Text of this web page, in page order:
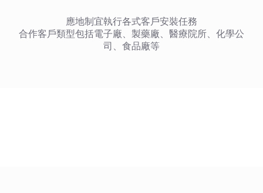
應地制宜執行各式客戶安裝任務
合作客戶類型包括電子廠、製藥廠、醫療院所、化學公
司、食品廠等